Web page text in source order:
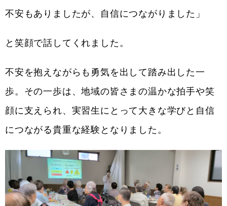
不安もありましたが、自信につながりました」
と笑顔で話してくれました。
不安を抱えながらも勇気を出して踏み出した一
歩。その一歩は、地域の皆さまの温かな拍手や笑
顔に支えられ、実習生にとって大きな学びと自信
につながる貴重な経験となりました。